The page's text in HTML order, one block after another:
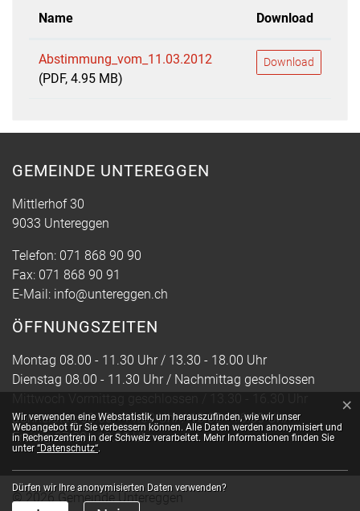
Name Download
Abstimmung_vom_11.03.2012
(PDF, 4.95 MB)
Download
GEMEINDE UNTEREGGEN
Mittlerhof 30
9033 Untereggen
Telefon: 071 868 90 90
Fax: 071 868 90 91
E-Mail: info@untereggen.ch
ÖFFNUNGSZEITEN
Montag 08.00 - 11.30 Uhr / 13.30 - 18.00 Uhr
Dienstag 08.00 - 11.30 Uhr / Nachmittag geschlossen
Donnerstag 08.00 - 11.30 Uhr / 13.30 - 16.30 Uhr
Freitag 07.30 - 13.30 Uhr
© 2026 Gemeinde Untereggen
Webstatistik
Wir verwenden eine Webstatistik, um herauszufinden, wie wir unser
Webangebot für Sie verbessern können. Alle Daten werden anonymisiert und
in Rechenzentren in der Schweiz verarbeitet. Mehr Informationen finden Sie
unter “Datenschutz“.
Dürfen wir Ihre anonymisierten Daten verwenden?
×